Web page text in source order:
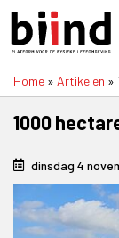
Overslaan
naar
inhoud
Home Artikelen
1000
dinsdag 4